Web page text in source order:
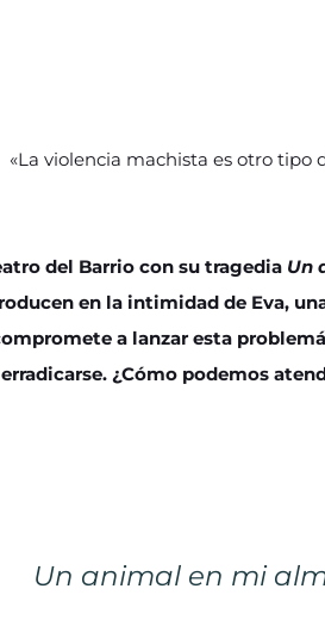
«La violencia machista es otro tipo
del Barrio con su tragedia Un
en la intimidad de Eva,
a lanzar esta
¿Cómo podemos
Un animal en mi